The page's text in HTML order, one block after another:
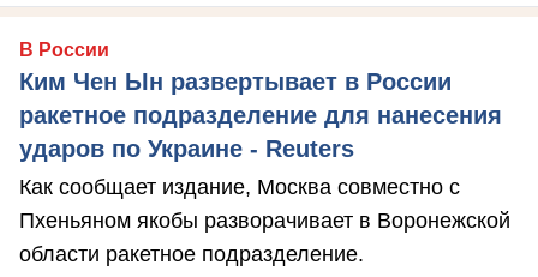
В России
Ким Чен Ын развертывает в России
ракетное подразделение для нанесения
ударов по Украине - Reuters
Как сообщает издание, Москва совместно с
Пхеньяном якобы разворачивает в Воронежской
области ракетное подразделение.